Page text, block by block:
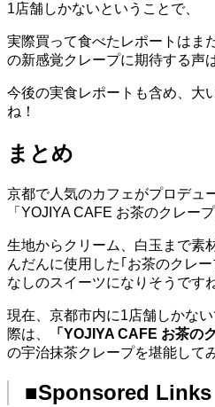
1店舗しかないということで、
実際買って食べたレポートはま
の新感覚クレープに期待する声
今後の実食レポートも含め、大
ね！
まとめ
京都で人気のカフェがプロデュ
「YOJIYA CAFE お茶のクレープ
生地からクリーム、白玉まで素
んだんに使用した｢お茶のクレ
なしのスイーツになりそうです
現在、京都市内に1店舗しかな
際は、
「YOJIYA CAFE お茶の
の宇治抹茶クレープを堪能して
■Sponsored Links